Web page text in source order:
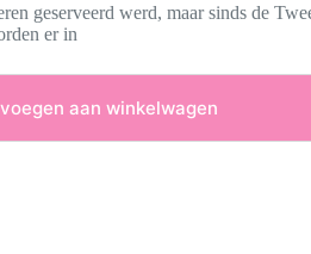
geserveerd werd, maar sinds de
er in
aan winkelwagen